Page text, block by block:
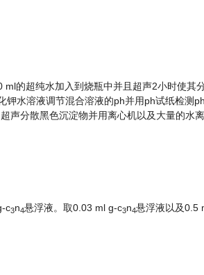
ml的超纯水加入到烧瓶中并且超声2小时使其
钾水溶液调节混合溶液的ph并用ph试纸检测
分散黑色沉淀物并用离心机以及大量的水
c3n4悬浮液。取0.03 ml g-c3n4悬浮液以及0.5